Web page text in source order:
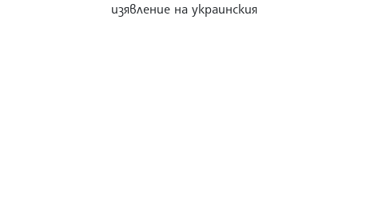
изявление на украинския